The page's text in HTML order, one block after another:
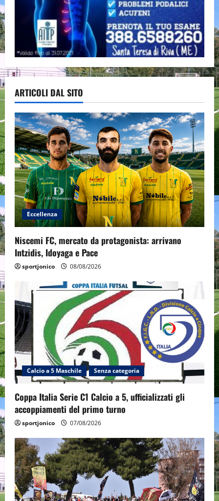
ARTICOLI DAL SITO
Eccellenza
Niscemi FC, mercato da protagonista: arrivano
Intzidis, Idoyaga e Pace
sportjonico 08/08/2026
Calcio a 5 Maschile Senza categoria
Coppa Italia Serie C1 Calcio a 5, ufficializzati gli
accoppiamenti del primo turno
sportjonico 07/08/2026